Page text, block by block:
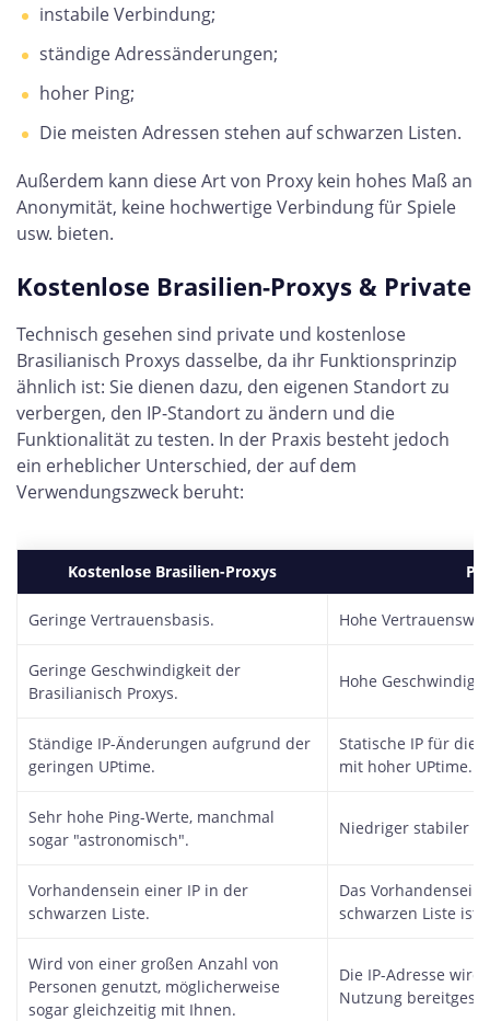
instabile Verbindung;
ständige Adressänderungen;
hoher Ping;
Die meisten Adressen stehen auf schwarzen Listen.
Außerdem kann diese Art von Proxy kein hohes Maß an
Anonymität, keine hochwertige Verbindung für Spiele
usw. bieten.
Kostenlose Brasilien-Proxys & Private
Technisch gesehen sind private und kostenlose
Brasilianisch Proxys dasselbe, da ihr Funktionsprinzip
ähnlich ist: Sie dienen dazu, den eigenen Standort zu
verbergen, den IP-Standort zu ändern und die
Funktionalität zu testen. In der Praxis besteht jedoch
ein erheblicher Unterschied, der auf dem
Verwendungszweck beruht:
Kostenlose Brasilien-Proxys
Geringe Vertrauensbasis. Hohe
Geringe Geschwindigkeit der
Brasilianisch Proxys.
Hohe
Ständige IP-Änderungen aufgrund der
geringen UPtime.
Statische IP für die
mit hoher UPtime.
Sehr hohe Ping-Werte, manchmal
sogar "astronomisch".
Niedriger stabiler
Vorhandensein einer IP in der
schwarzen Liste.
Das Vorhandensein
schwarzen Liste ist
Wird von einer großen Anzahl von
Personen genutzt, möglicherweise
sogar gleichzeitig mit Ihnen.
Die IP-Adresse
Nutzung